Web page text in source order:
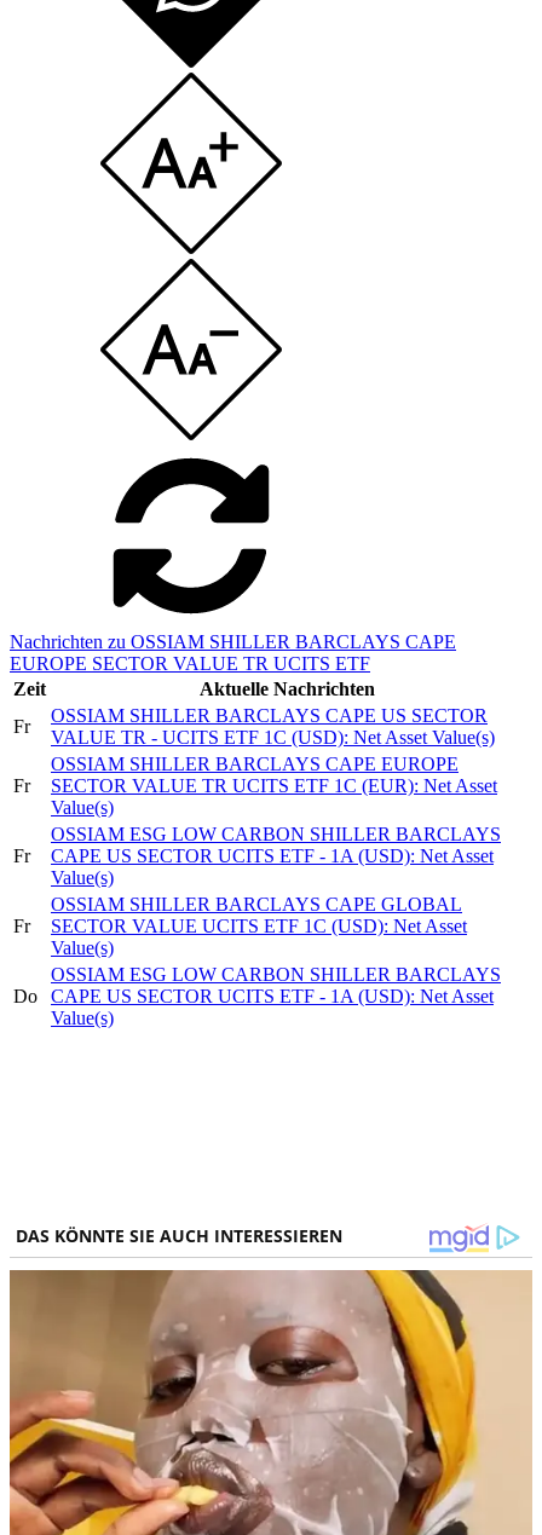
Nachrichten zu OSSIAM SHILLER BARCLAYS CAPE
EUROPE SECTOR VALUE TR UCITS ETF
Zeit
Aktuelle Nachrichten
Fr
OSSIAM SHILLER BARCLAYS CAPE US SECTOR
VALUE TR - UCITS ETF 1C (USD): Net Asset Value(s)
Fr
OSSIAM SHILLER BARCLAYS CAPE EUROPE
SECTOR VALUE TR UCITS ETF 1C (EUR): Net Asset
Value(s)
Fr
OSSIAM ESG LOW CARBON SHILLER BARCLAYS
CAPE US SECTOR UCITS ETF - 1A (USD): Net Asset
Value(s)
Fr
OSSIAM SHILLER BARCLAYS CAPE GLOBAL
SECTOR VALUE UCITS ETF 1C (USD): Net Asset
Value(s)
Do
OSSIAM ESG LOW CARBON SHILLER BARCLAYS
CAPE US SECTOR UCITS ETF - 1A (USD): Net Asset
Value(s)